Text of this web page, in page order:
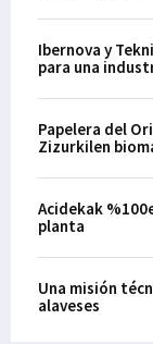
Ibernova y
para una
Papelera del
Zizurkilen
Acidekak
planta
Una misión
alaveses